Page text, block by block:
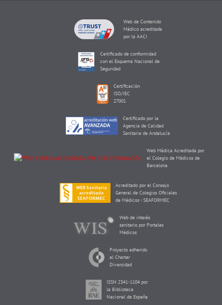
Web de Contenido
Médico acreditada
por la AACI
Certificado de conformidad
con el Esquema Nacional de
Seguridad
Certificación
ISO/IEC
27001
Certificado por la
Agencia de Calidad
Sanitaria de Andalucía
Web Médica Acreditada por
el Colegio de Médicos de
Barcelona
Acreditado por el Consejo
General de Colegios Oficiales
de Médicos - SEAFORMEC
Web de interés
sanitario por Portales
Médicos
Proyecto adherido
al Charter
Diversidad
ISSN 2341-1104 por
la Biblioteca
Nacional de España